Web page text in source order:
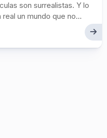
son surrealistas. Y lo
un mundo que no...